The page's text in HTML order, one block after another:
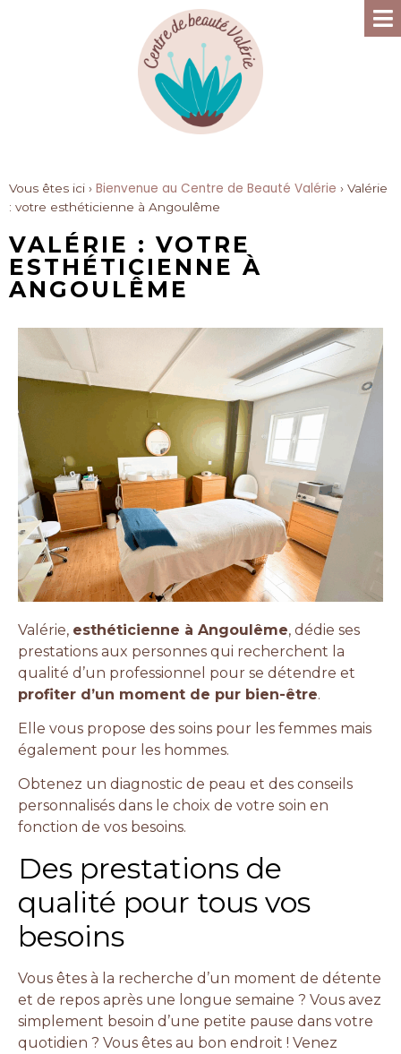
Vous êtes ici › Bienvenue au Centre de Beauté Valérie › Valérie
: votre esthéticienne à Angoulême
VALÉRIE : VOTRE
ESTHÉTICIENNE À
ANGOULÊME
Valérie, esthéticienne à Angoulême, dédie ses
prestations aux personnes qui recherchent la
qualité d’un professionnel pour se détendre et
profiter d’un moment de pur bien-être.
Elle vous propose des soins pour les femmes mais
également pour les hommes.
Obtenez un diagnostic de peau et des conseils
personnalisés dans le choix de votre soin en
fonction de vos besoins.
Des prestations de
qualité pour tous vos
besoins
Vous êtes à la recherche d’un moment de détente
et de repos après une longue semaine ? Vous avez
simplement besoin d’une petite pause dans votre
quotidien ? Vous êtes au bon endroit ! Venez